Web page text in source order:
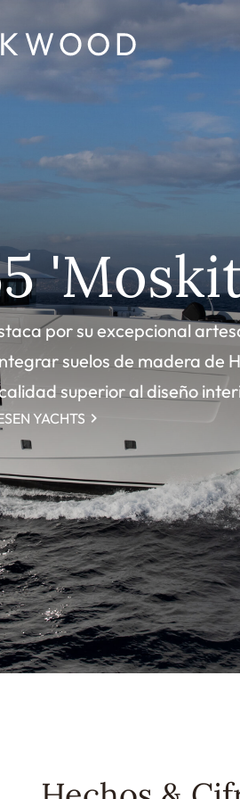
por su excepcional
suelos de madera de
superior al diseño
YACHTS